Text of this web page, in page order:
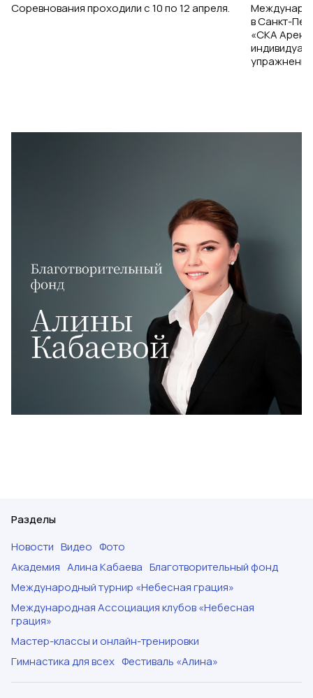
Соревнования проходили с 10 по 12 апреля.
в Санкт-
«СКА
Разделы
Новости Видео Фото
Академия Алина Кабаева Благотворительный фонд
Международный турнир «Небесная грация»
Международная Ассоциация клубов «Небесная
грация»
Мастер-классы и онлайн-тренировки
Гимнастика для всех Фестиваль «Алина»